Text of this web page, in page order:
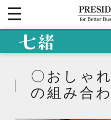
〇おしゃ
の組み合